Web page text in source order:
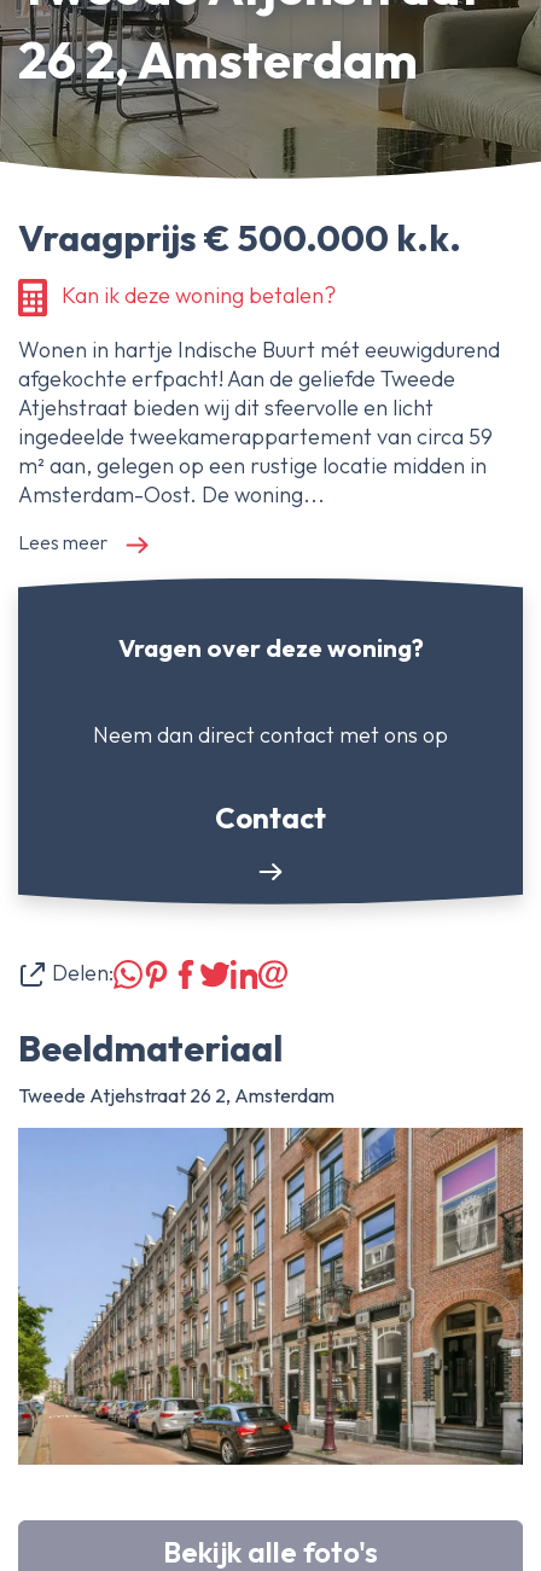
26 2, Amsterdam
Vraagprijs € 500.000 k.k.
Kan ik deze woning betalen?
Wonen in hartje Indische Buurt mét eeuwigdurend
afgekochte erfpacht! Aan de geliefde Tweede
Atjehstraat bieden wij dit sfeervolle en licht
ingedeelde tweekamerappartement van circa 59
m² aan, gelegen op een rustige locatie midden in
Amsterdam-Oost. De woning...
Lees meer
Vragen over deze woning?
Neem dan direct contact met ons op
Contact
Delen:
Beeldmateriaal
Tweede Atjehstraat 26 2, Amsterdam
Bekijk alle foto's
Erfpachtdeskundige
Gerechtelijke deskundige
Over Ameo makelaars
Onze reviews
Contact